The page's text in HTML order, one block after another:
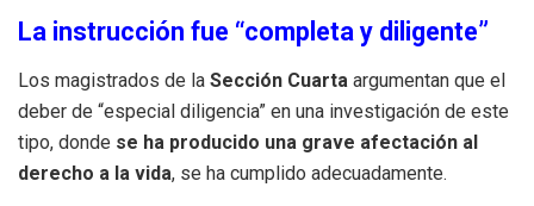
La instrucción fue “completa y diligente”
Los magistrados de la Sección Cuarta argumentan que el
deber de “especial diligencia” en una investigación de este
tipo, donde se ha producido una grave afectación al
derecho a la vida, se ha cumplido adecuadamente.